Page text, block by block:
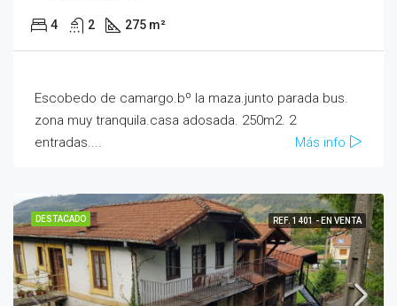
4 2 275 m²
Escobedo de camargo.bº la maza.junto parada bus.
zona muy tranquila.casa adosada. 250m2. 2
entradas....
Más info
DESTACADO REF. 1401 - EN VENTA